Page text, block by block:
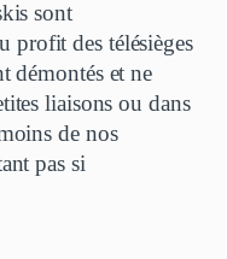
sont
profit des télésièges
démontés et ne
liaisons ou dans
de nos
pas si